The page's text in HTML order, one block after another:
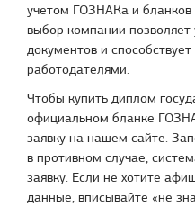
учетом ГОЗНАКа и
выбор компании позволяет
документов и
работодателями.
Чтобы купить диплом
официальном бланке
заявку на нашем сайте.
в противном случае,
заявку. Если не хотите
данные, вписывайте «не